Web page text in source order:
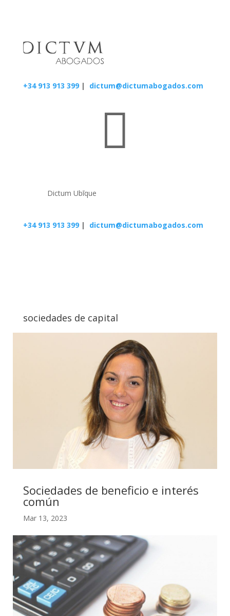
+34 913 913 399| dictum@dictumabogados.com

Dictum Ubīque
+34 913 913 399| dictum@dictumabogados.com
sociedades de capital
Sociedades de beneficio e interés
común
Mar 13, 2023